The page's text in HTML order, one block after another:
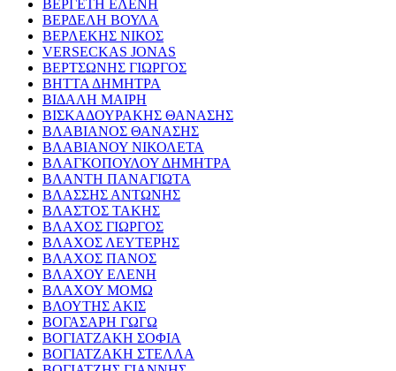
ΒΕΡΓΕΤΗ ΕΛΕΝΗ
ΒΕΡΔΕΛΗ ΒΟΥΛΑ
ΒΕΡΛΕΚΗΣ ΝΙΚΟΣ
VERSECKAS JONAS
ΒΕΡΤΣΩΝΗΣ ΓΙΩΡΓΟΣ
ΒΗΤΤΑ ΔΗΜΗΤΡΑ
ΒΙΔΑΛΗ ΜΑΙΡΗ
ΒΙΣΚΑΔΟΥΡΑΚΗΣ ΘΑΝΑΣΗΣ
ΒΛΑΒΙΑΝΟΣ ΘΑΝΑΣΗΣ
ΒΛΑΒΙΑΝΟΥ ΝΙΚΟΛΕΤΑ
ΒΛΑΓΚΟΠΟΥΛΟΥ ΔΗΜΗΤΡΑ
ΒΛΑΝΤΗ ΠΑΝΑΓΙΩΤΑ
ΒΛΑΣΣΗΣ ΑΝΤΩΝΗΣ
ΒΛΑΣΤΟΣ ΤΑΚΗΣ
ΒΛΑΧΟΣ ΓΙΩΡΓΟΣ
ΒΛΑΧΟΣ ΛΕΥΤΕΡΗΣ
ΒΛΑΧΟΣ ΠΑΝΟΣ
ΒΛΑΧΟΥ ΕΛΕΝΗ
ΒΛΑΧΟΥ ΜΟΜΩ
ΒΛΟΥΤΗΣ ΑΚΙΣ
ΒΟΓΑΣΑΡΗ ΓΩΓΩ
ΒΟΓΙΑΤΖΑΚΗ ΣΟΦΙΑ
ΒΟΓΙΑΤΖΑΚΗ ΣΤΕΛΛΑ